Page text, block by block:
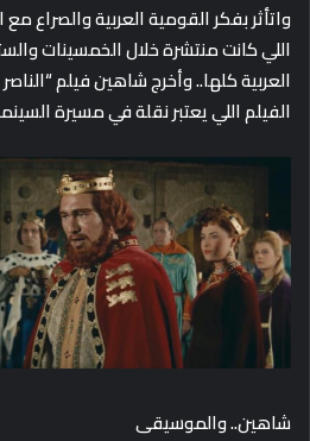
واتأثر بفكر القومية العربية والصراع
اللي كانت منتشرة خلال الخمسينات
الفيلم اللي يعتبر نقلة في مسيرة
شاهين.. والموسيقى